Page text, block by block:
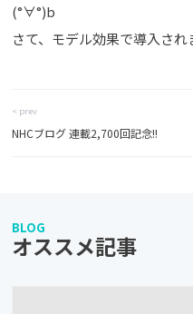
(°∀°)b
さて、モデル効果で導入され
< prev
NHCブログ 連載2,700回記念!!
BLOG
オススメ記事